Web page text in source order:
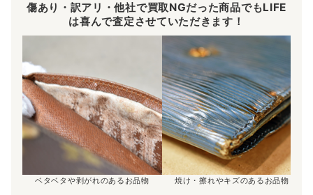
傷あり・訳アリ・他社で買取NGだった商品でもLIFE
は喜んで査定させていただきます！
ベタベタや剥がれのあるお品物 焼け・擦れやキズのあるお品物